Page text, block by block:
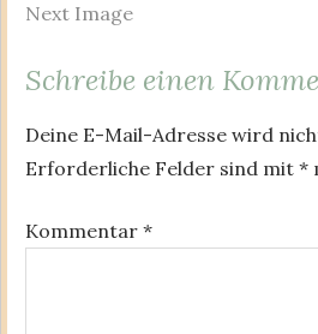
Next Image
Schreibe einen
Deine E-Mail-Adresse wird
Erforderliche Felder sind mit *
Kommentar *